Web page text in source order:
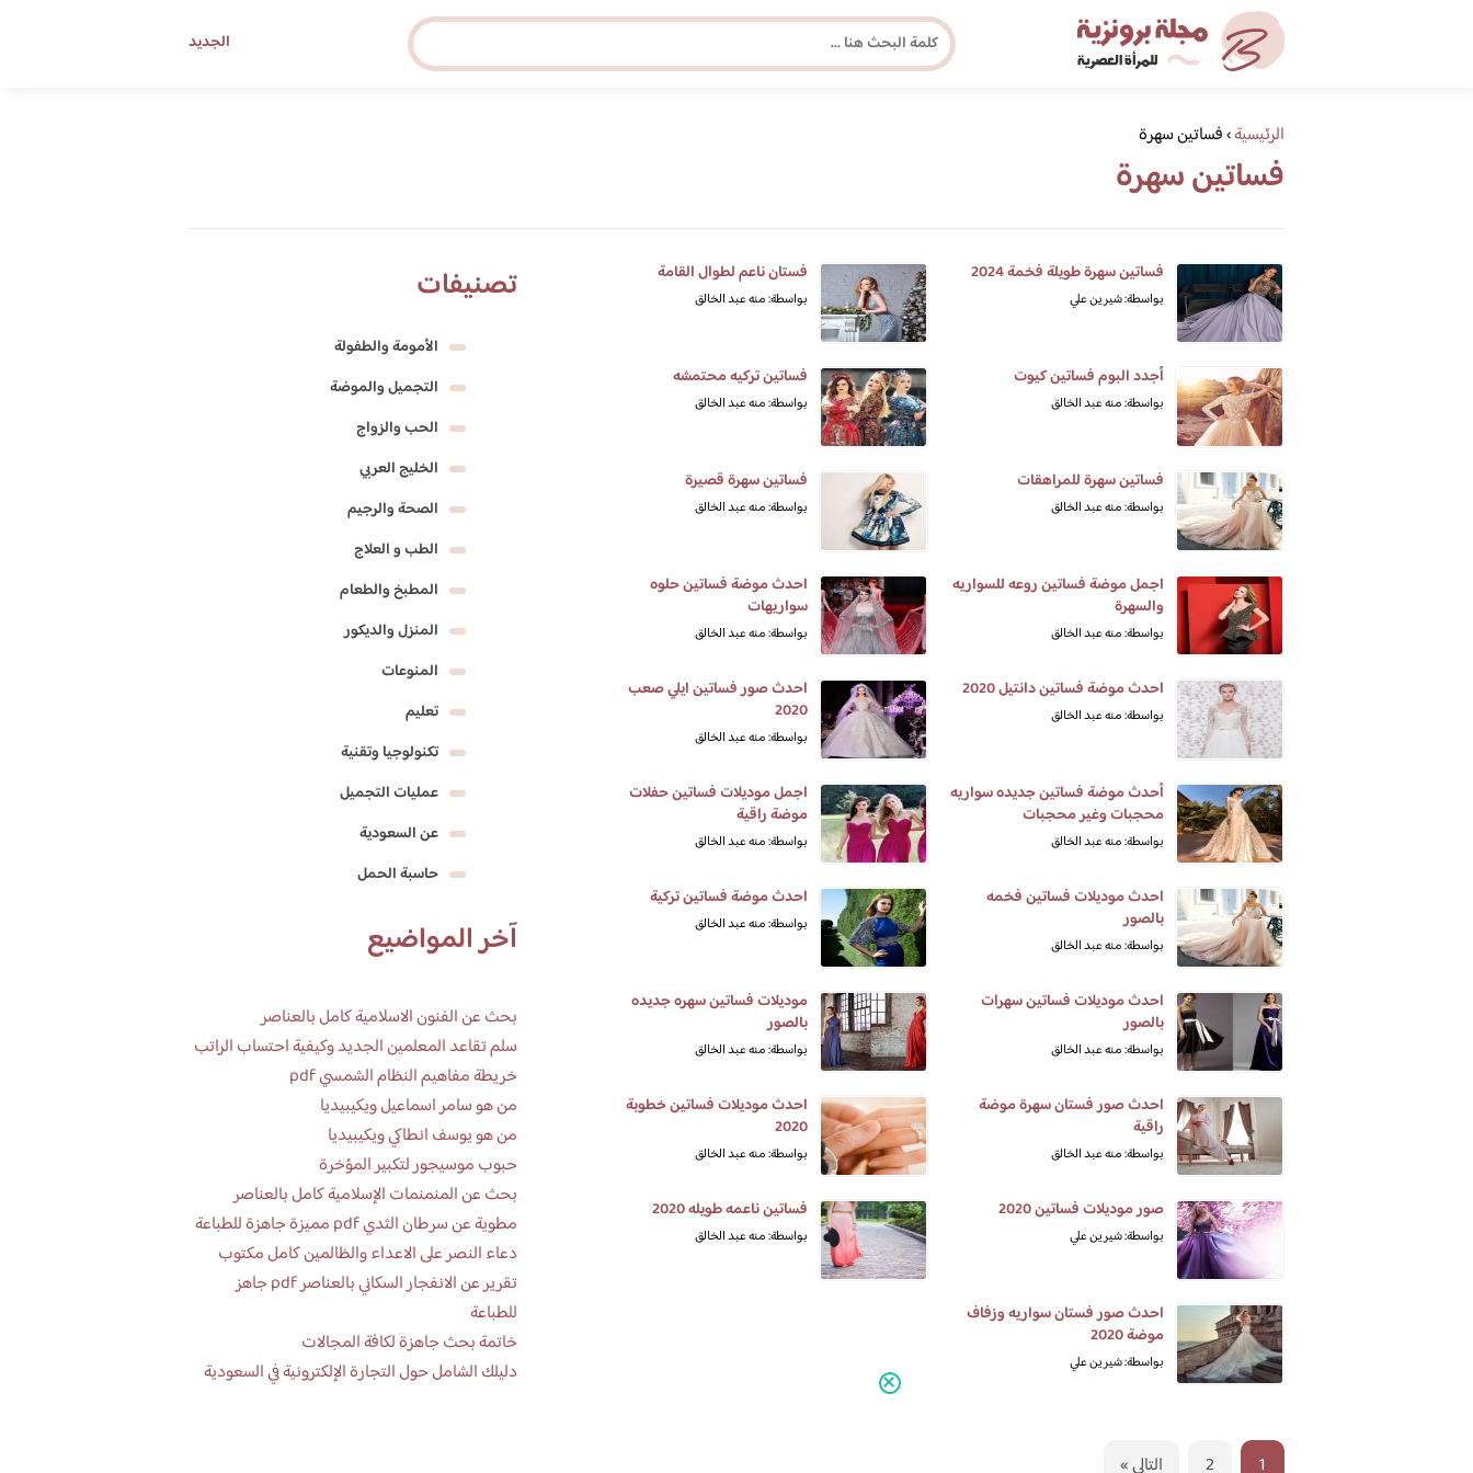
الجديد
الرئيسية›فساتين سهرة
فساتين سهرة
فساتين سهرة طويلة فخمة 2024
بواسطة: شيرين علي
فستان ناعم لطوال القامة
بواسطة: منه عبد الخالق
أجدد البوم فساتين كيوت
بواسطة: منه عبد الخالق
فساتين تركيه محتمشه
بواسطة: منه عبد الخالق
فساتين سهرة للمراهقات
بواسطة: منه عبد الخالق
فساتين سهرة قصيرة
بواسطة: منه عبد الخالق
اجمل موضة فساتين روعه للسواريه
والسهرة
بواسطة: منه عبد الخالق
احدث موضة فساتين حلوه
سواريهات
بواسطة: منه عبد الخالق
احدث موضة فساتين دانتيل 2020
بواسطة: منه عبد الخالق
احدث صور فساتين ايلي صعب
2020
بواسطة: منه عبد الخالق
أحدث موضة فساتين جديده سواريه
محجبات وغير محجبات
بواسطة: منه عبد الخالق
اجمل موديلات فساتين حفلات
موضة راقية
بواسطة: منه عبد الخالق
احدث موديلات فساتين فخمه
بالصور
بواسطة: منه عبد الخالق
احدث موضة فساتين تركية
بواسطة: منه عبد الخالق
احدث موديلات فساتين سهرات
بالصور
بواسطة: منه عبد الخالق
موديلات فساتين سهره جديده
بالصور
بواسطة: منه عبد الخالق
احدث صور فستان سهرة موضة
راقية
بواسطة: منه عبد الخالق
احدث موديلات فساتين خطوبة
2020
بواسطة: منه عبد الخالق
صور موديلات فساتين 2020
بواسطة: شيرين علي
فساتين ناعمه طويله 2020
بواسطة: منه عبد الخالق
احدث صور فستان سواريه وزفاف
موضة 2020
بواسطة: شيرين علي
1
2 التالي »
تصنيفات
الأمومة والطفولة
التجميل والموضة
الحب والزواج
الخليج العربي
الصحة والرجيم
الطب و العلاج
المطبخ والطعام
المنزل والديكور
المنوعات
تعليم
تكنولوجيا وتقنية
عمليات التجميل
عن السعودية
حاسبة الحمل
آخر المواضيع
بحث عن الفنون الاسلامية كامل بالعناصر
سلم تقاعد المعلمين الجديد وكيفية احتساب الراتب
خريطة مفاهيم النظام الشمسي pdf
من هو سامر اسماعيل ويكيبيديا
من هو يوسف انطاكي ويكيبيديا
حبوب موسيجور لتكبير المؤخرة
بحث عن المنمنمات الإسلامية كامل بالعناصر
مطوية عن سرطان الثدي pdf مميزة جاهزة للطباعة
دعاء النصر على الاعداء والظالمين كامل مكتوب
تقرير عن الانفجار السكاني بالعناصر pdf جاهز
للطباعة
خاتمة بحث جاهزة لكافة المجالات
دليلك الشامل حول التجارة الإلكترونية في السعودية